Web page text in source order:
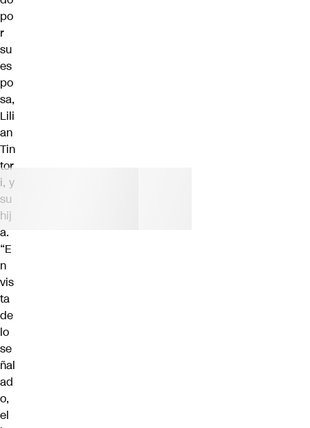
po
r
su
es
po
sa,
Lili
an
Tin
tor
i, y
su
hij
a.
“E
n
vis
ta
de
lo
se
ñal
ad
o,
el